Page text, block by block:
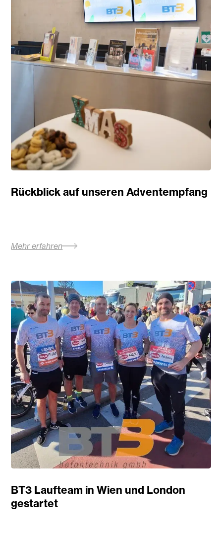
Rückblick auf unseren Adventempfang
Mehr erfahren
BT3 Laufteam in Wien und London
gestartet